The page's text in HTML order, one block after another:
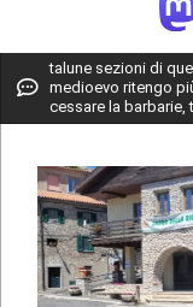
Primary
Navigation
Menu
talune sezioni di
medioevo ritengo
cessare la barbarie,